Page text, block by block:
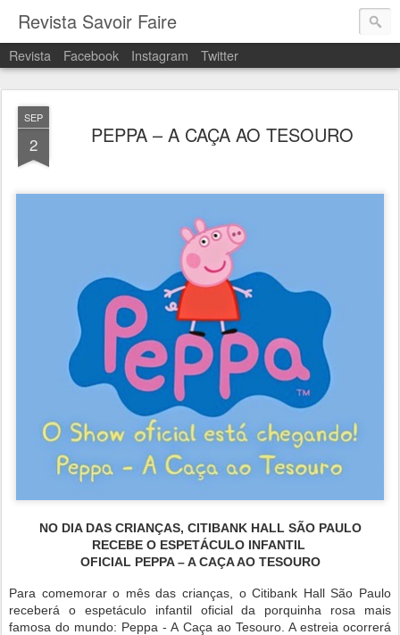
Revista Savoir Faire
Revista Facebook Instagram Twitter
SEP
2 PEPPA – A CAÇA AO TESOURO
NO DIA DAS CRIANÇAS, CITIBANK HALL SÃO PAULO
RECEBE O ESPETÁCULO INFANTIL
OFICIAL PEPPA – A CAÇA AO TESOURO
Para comemorar o mês das crianças, o Citibank Hall São Paulo
receberá o espetáculo infantil oficial da porquinha rosa mais
famosa do mundo: Peppa - A Caça ao Tesouro. A estreia ocorrerá